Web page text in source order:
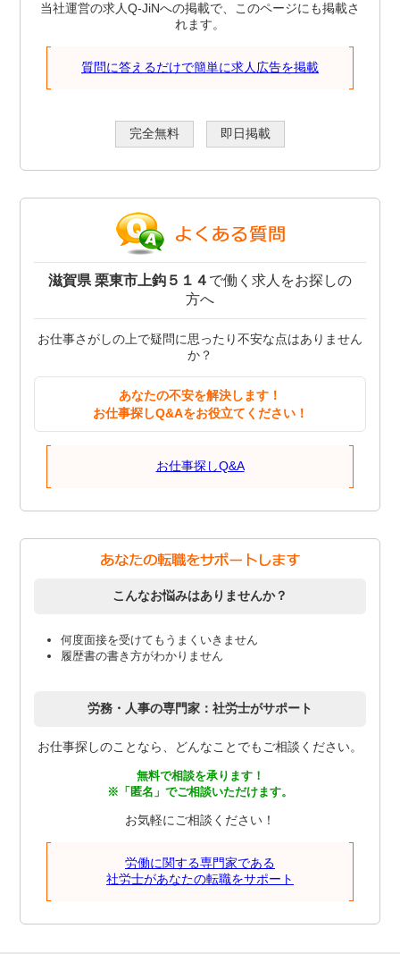
当社運営の求人Q-JiNへの掲載で、このページにも掲載さ
れます。
質問に答えるだけで簡単に求人広告を掲載
完全無料 即日掲載
滋賀県 栗東市上鈎５１４ で働く求人をお探しの
方へ
お仕事さがしの上で疑問に思ったり不安な点はありません
か？
あなたの不安を解決します！
お仕事探しQ&Aをお役立てください！
お仕事探しQ&A
こんなお悩みはありませんか？
何度面接を受けてもうまくいきません
履歴書の書き方がわかりません
労務・人事の専門家：社労士がサポート
お仕事探しのことなら、どんなことでもご相談ください。
無料で相談を承ります！
※「匿名」でご相談いただけます。
お気軽にご相談ください！
労働に関する専門家である
社労士があなたの転職をサポート